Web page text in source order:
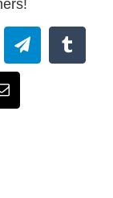
TelegramTumblr
Email